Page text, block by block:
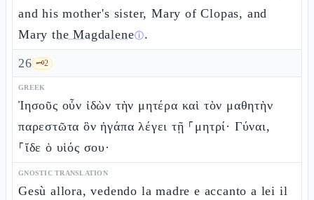
and his mother's sister, Mary of Clopas, and
Mary the Magdaleneⓘ.
26 🗝️2
GREEK
Ἰησοῦς οὖν ἰδὼν τὴν μητέρα καὶ τὸν μαθητὴν
παρεστῶτα ὃν ἠγάπα λέγει τῇ ⸀μητρί· Γύναι,
⸀ἴδε ὁ υἱός σου·
GNOSTIC TRANSLATION
Gesù allora, vedendo la madre e accanto a lei il